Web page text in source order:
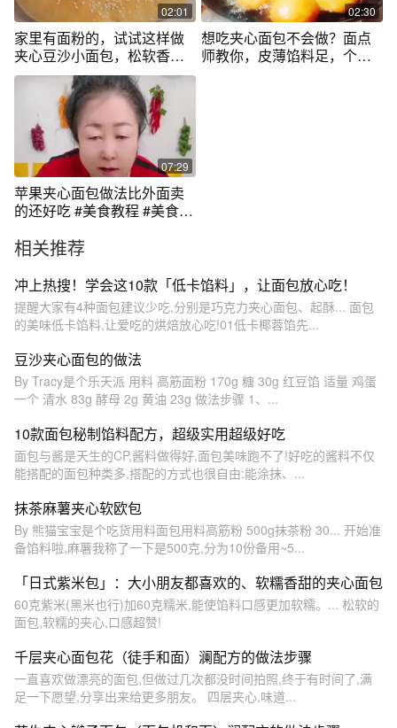
02:01
家里有面粉的，试试这样做
夹心豆沙小面包，松软香
甜，孩子超喜欢
02:30
想吃夹心面包不会做？面点
师教你，皮薄馅料足，个个
07:29
苹果夹心面包做法比外面卖
的还好吃 #美食教程 #美食分
官 #农村生活 @抖音短视频
@抖音 感谢抖音官方推上热
门！🔥🔥🔥
相关推荐
冲上热搜！学会这10款「低卡馅料」，让面包放心吃！
提醒大家有4种面包建议少吃,分别是巧克力夹心面包、起酥... 面包
的美味低卡馅料,让爱吃的烘焙放心吃!01低卡椰蓉馅先...
豆沙夹心面包的做法
By Tracy是个乐天派 用料 高筋面粉 170g 糖 30g 红豆馅 适量 鸡蛋
一个 清水 83g 酵母 2g 黄油 23g 做法步骤 1、...
10款面包秘制馅料配方，超级实用超级好吃
面包与酱是天生的CP,酱料做得好,面包美味跑不了!好吃的酱料不仅
能搭配的面包种类多,搭配的方式也很自由:能涂抹、...
抹茶麻薯夹心软欧包
By 熊猫宝宝是个吃货用料面包用料高筋粉 500g抹茶粉 30... 开始准
备馅料啦,麻薯我称了一下是500克,分为10份备用~5...
「日式紫米包」：大小朋友都喜欢的、软糯香甜的夹心面包
60克紫米(黑米也行)加60克糯米,能使馅料口感更加软糯。... 松软的
面包,软糯的夹心,口感超赞!
千层夹心面包花（徒手和面）澜配方的做法步骤
一直喜欢做漂亮的面包,但做过几次都没时间拍照,终于有时间了,满
足一下愿望,分享出来给更多朋友。 四层夹心,味道...